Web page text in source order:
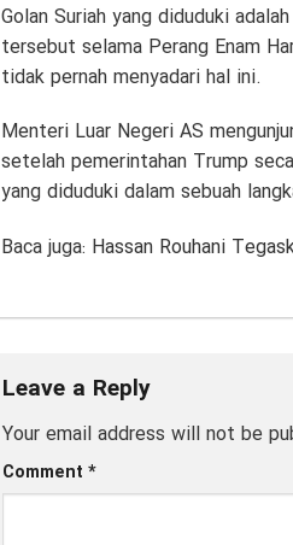
Golan Suriah yang diduduki
tersebut selama Perang Enam
tidak pernah menyadari hal ini.
Menteri Luar Negeri AS
setelah pemerintahan Trump
yang diduduki dalam sebuah
Baca juga: Hassan Rouhani
Leave a Reply
Your email address will not be
Comment *